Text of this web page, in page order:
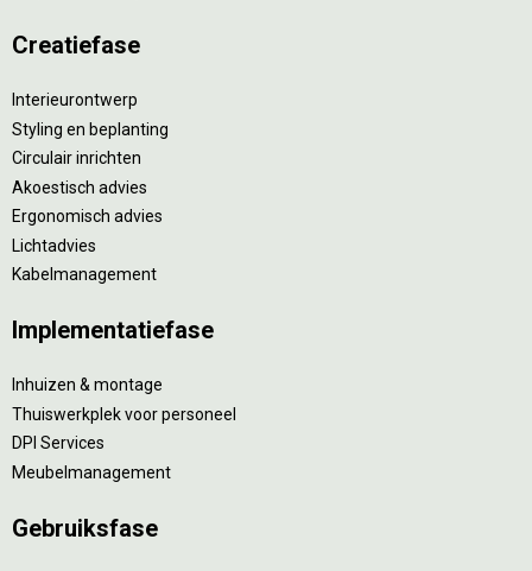
Creatiefase
Interieurontwerp
Styling en beplanting
Circulair inrichten
Akoestisch advies
Ergonomisch advies
Lichtadvies
Kabelmanagement
Implementatiefase
Inhuizen & montage
Thuiswerkplek voor personeel
DPI Services
Meubelmanagement
Gebruiksfase